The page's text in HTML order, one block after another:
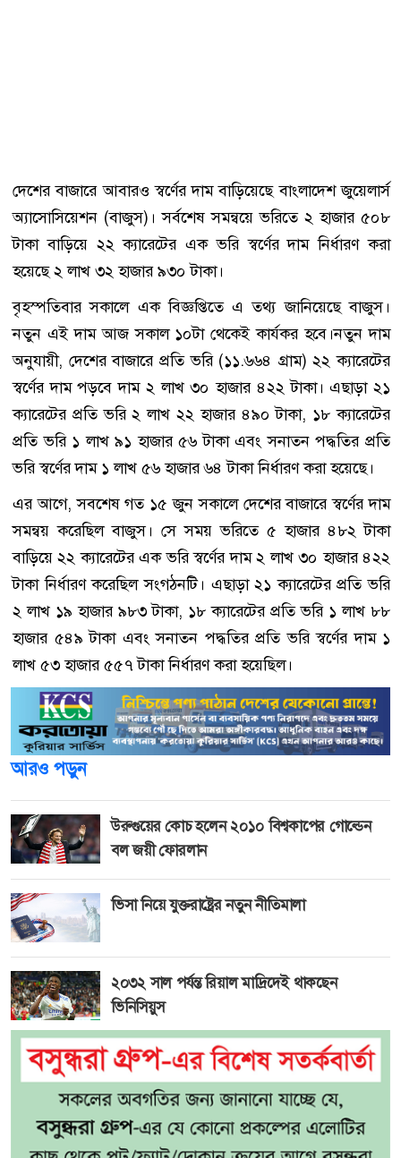
দেশের বাজারে আবারও স্বর্ণের দাম বাড়িয়েছে বাংলাদেশ জুয়েলার্স
অ্যাসোসিয়েশন (বাজুস)। সর্বশেষ সমন্বয়ে ভরিতে ২ হাজার ৫০৮
টাকা বাড়িয়ে ২২ ক্যারেটের এক ভরি স্বর্ণের দাম নির্ধারণ করা
হয়েছে ২ লাখ ৩২ হাজার ৯৩০ টাকা।
বৃহস্পতিবার সকালে এক বিজ্ঞপ্তিতে এ তথ্য জানিয়েছে বাজুস।
নতুন এই দাম আজ সকাল ১০টা থেকেই কার্যকর হবে।নতুন দাম
অনুযায়ী, দেশের বাজারে প্রতি ভরি (১১.৬৬৪ গ্রাম) ২২ ক্যারেটের
স্বর্ণের দাম পড়বে দাম ২ লাখ ৩০ হাজার ৪২২ টাকা। এছাড়া ২১
ক্যারেটের প্রতি ভরি ২ লাখ ২২ হাজার ৪৯০ টাকা, ১৮ ক্যারেটের
প্রতি ভরি ১ লাখ ৯১ হাজার ৫৬ টাকা এবং সনাতন পদ্ধতির প্রতি
ভরি স্বর্ণের দাম ১ লাখ ৫৬ হাজার ৬৪ টাকা নির্ধারণ করা হয়েছে।
এর আগে, সবশেষ গত ১৫ জুন সকালে দেশের বাজারে স্বর্ণের দাম
সমন্বয় করেছিল বাজুস। সে সময় ভরিতে ৫ হাজার ৪৮২ টাকা
বাড়িয়ে ২২ ক্যারেটের এক ভরি স্বর্ণের দাম ২ লাখ ৩০ হাজার ৪২২
টাকা নির্ধারণ করেছিল সংগঠনটি। এছাড়া ২১ ক্যারেটের প্রতি ভরি
২ লাখ ১৯ হাজার ৯৮৩ টাকা, ১৮ ক্যারেটের প্রতি ভরি ১ লাখ ৮৮
হাজার ৫৪৯ টাকা এবং সনাতন পদ্ধতির প্রতি ভরি স্বর্ণের দাম ১
লাখ ৫৩ হাজার ৫৫৭ টাকা নির্ধারণ করা হয়েছিল।
আরও পড়ুন
উরুগুয়ের কোচ হলেন ২০১০ বিশ্বকাপের গোল্ডেন
বল জয়ী ফোরলান
ভিসা নিয়ে যুক্তরাষ্ট্রের নতুন নীতিমালা
২০৩২ সাল পর্যন্ত রিয়াল মাদ্রিদেই থাকছেন
ভিনিসিয়ুস